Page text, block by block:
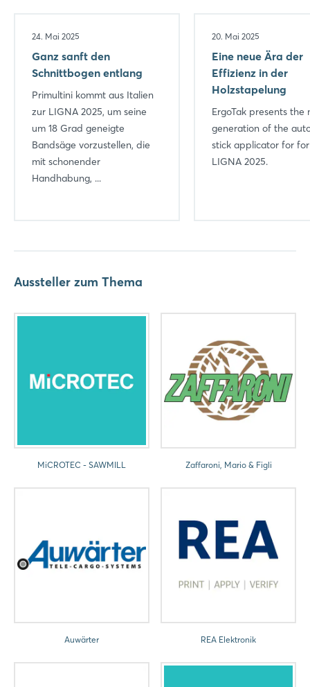
24. Mai 2025
Ganz sanft den
Schnittbogen entlang
Primultini kommt aus Italien
zur LIGNA 2025, um seine
um 18 Grad geneigte
Bandsäge vorzustellen, die
mit schonender
Handhabung, ...
20. Mai 2025
Eine neue Ära der
Effizienz in der
Holzstapelung
ErgoTak presents the
generation of the
stick applicator for
LIGNA 2025.
Aussteller zum Thema
MiCROTEC - SAWMILL Zaffaroni, Mario & Figli
Auwärter REA Elektronik
Login
Jetzt registrieren